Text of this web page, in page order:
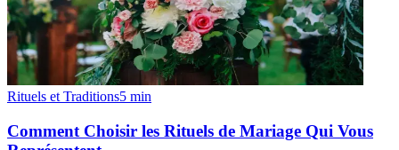
Rituels et Traditions5 min
Comment Choisir les Rituels de Mariage Qui Vous